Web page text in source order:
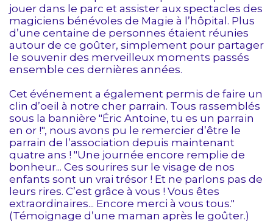
jouer dans le parc et assister aux spectacles des
magiciens bénévoles de Magie à l’hôpital. Plus
d’une centaine de personnes étaient réunies
autour de ce goûter, simplement pour partager
le souvenir des merveilleux moments passés
ensemble ces dernières années.
Cet événement a également permis de faire un
clin d’oeil à notre cher parrain. Tous rassemblés
sous la bannière "Éric Antoine, tu es un parrain
en or !", nous avons pu le remercier d’être le
parrain de l’association depuis maintenant
quatre ans ! "Une journée encore remplie de
bonheur... Ces sourires sur le visage de nos
enfants sont un vrai trésor ! Et ne parlons pas de
leurs rires. C’est grâce à vous ! Vous êtes
extraordinaires... Encore merci à vous tous."
(Témoignage d’une maman après le goûter.)